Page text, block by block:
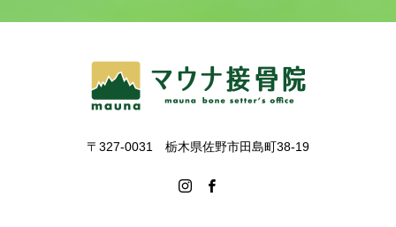
〒327-0031 栃木県佐野市田島町38-19